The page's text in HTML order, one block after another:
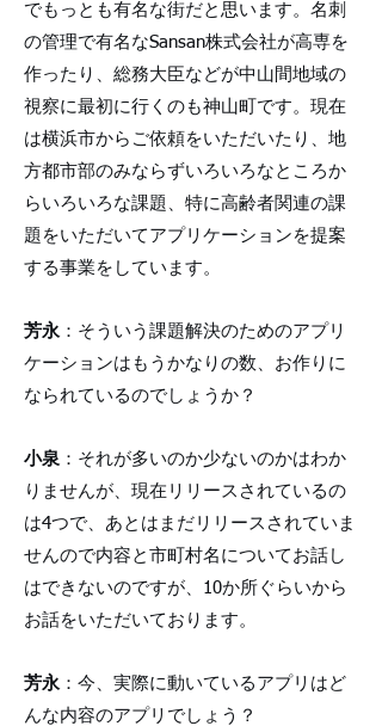
でもっとも有名な街だと思います。名刺
の管理で有名なSansan株式会社が高専を
作ったり、総務大臣などが中山間地域の
視察に最初に行くのも神山町です。現在
は横浜市からご依頼をいただいたり、地
方都市部のみならずいろいろなところか
らいろいろな課題、特に高齢者関連の課
題をいただいてアプリケーションを提案
する事業をしています。
芳永：そういう課題解決のためのアプリ
ケーションはもうかなりの数、お作りに
なられているのでしょうか？
小泉 ：それが多いのか少ないのかはわか
りませんが、現在リリースされているの
は4つで、あとはまだリリースされていま
せんので内容と市町村名についてお話し
はできないのですが、10か所ぐらいから
お話をいただいております。
芳永：今、実際に動いているアプリはど
んな内容のアプリでしょう？